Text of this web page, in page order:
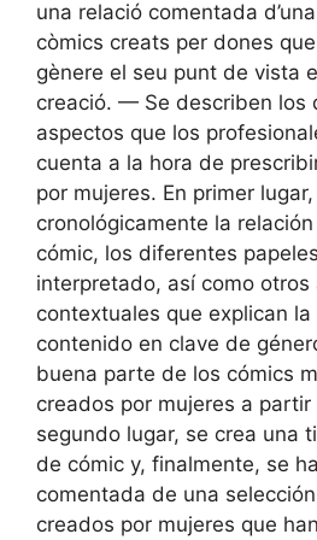
una relació comentada
còmics creats per dones
gènere el seu punt de vista
creació. — Se describen los
aspectos que los
cuenta a la hora de
por mujeres. En primer
cronológicamente la
cómic, los diferentes
interpretado, así como otros
contextuales que explican la
contenido en clave de
buena parte de los cómics
creados por mujeres a
segundo lugar, se crea una
de cómic y, finalmente, se
comentada de una
creados por mujeres que